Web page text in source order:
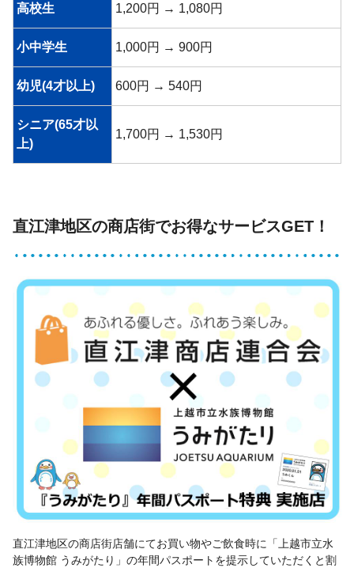
高校生 1,200円 → 1,080円
小中学生 1,000円 → 900円
幼児(4才以上) 600円 → 540円
シニア(65才以
上)
1,700円 → 1,530円
直江津地区の商店街でお得なサービスGET！
直江津地区の商店街店舗にてお買い物やご飲食時に「上越市立水
族博物館 うみがたり」の年間パスポートを提示していただくと割